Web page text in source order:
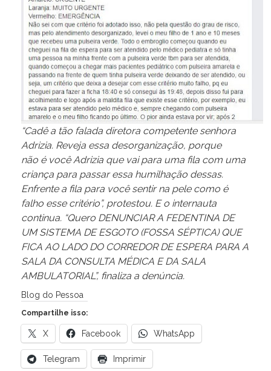
“Cadê a tão falada diretora competente senhora
Adrizia. Reveja essa desorganização, porque
não é você Adrizia que vai para uma fila com uma
criança para passar essa humilhação dessas.
Enfrente a fila para você sentir na pele como é
falho esse critério”, protestou. E o internauta
continua. “Quero DENUNCIAR A FEDENTINA DE
UM SISTEMA DE ESGOTO (FOSSA SÉPTICA) QUE
FICA AO LADO DO CORREDOR DE ESPERA PARA A
SALA DA CONSULTA MÉDICA E DA SALA
AMBULATORIAL”, finaliza a denúncia.
Blog do Pessoa
Compartilhe isso:
X Facebook WhatsApp
Telegram Imprimir